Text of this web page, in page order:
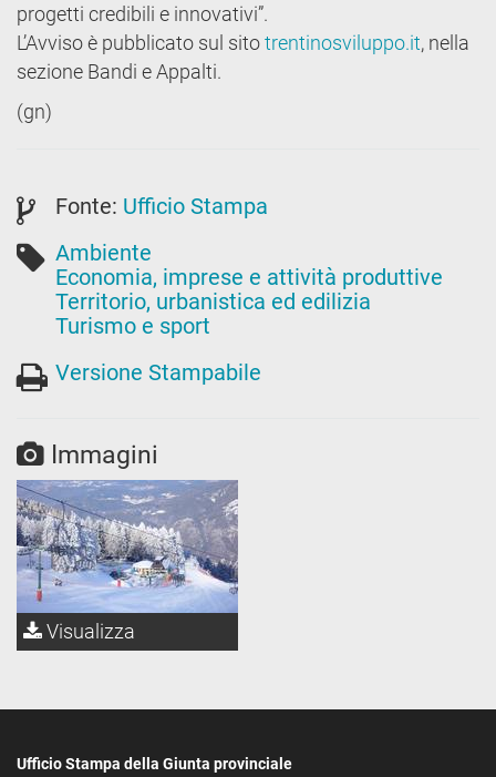
progetti credibili e innovativi”.
L’Avviso è pubblicato sul sitotrentinosviluppo.it, nella
sezione Bandi e Appalti.
(gn)
Fonte: Ufficio Stampa
Ambiente
Economia, imprese e attività produttive
Territorio, urbanistica ed edilizia
Turismo e sport
Versione Stampabile
Immagini
Visualizza
Ufficio Stampa della Giunta provinciale